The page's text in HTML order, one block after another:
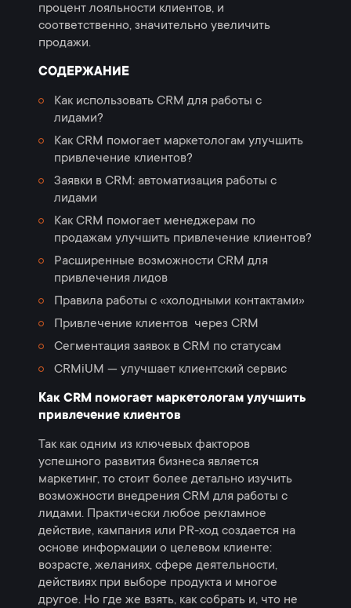
процент лояльности клиентов, и
соответственно, значительно увеличить
продажи.
СОДЕРЖАНИЕ
Как использовать CRM для работы с
лидами?
Как CRM помогает маркетологам улучшить
привлечение клиентов?
Заявки в CRM: автоматизация работы с
лидами
Как CRM помогает менеджерам по
продажам улучшить привлечение клиентов?
Расширенные возможности CRM для
привлечения лидов
Правила работы с «холодными контактами»
Привлечение клиентов через CRM
Сегментация заявок в CRM по статусам
CRMiUM — улучшает клиентский сервис
Как CRM помогает маркетологам улучшить
привлечение клиентов
Так как одним из ключевых факторов
успешного развития бизнеса является
маркетинг, то стоит более детально изучить
возможности внедрения CRM для работы с
лидами. Практически любое рекламное
действие, кампания или PR-ход создается на
основе информации о целевом клиенте:
возрасте, желаниях, сфере деятельности,
действиях при выборе продукта и многое
другое. Но где же взять, как собрать и, что не